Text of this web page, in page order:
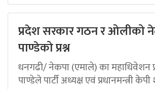
प्रदेश सरकार गठन र ओलीको
पाण्डेको प्रश्न
धनगढी/ नेकपा (एमाले) का महाधिवेशन
पाण्डेले पार्टी अध्यक्ष एवं प्रधानमन्त्री